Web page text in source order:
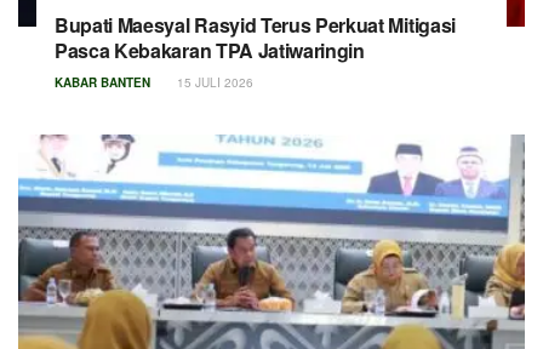
Bupati Maesyal Rasyid Terus Perkuat Mitigasi
Pasca Kebakaran TPA Jatiwaringin
KABAR BANTEN 15 JULI 2026